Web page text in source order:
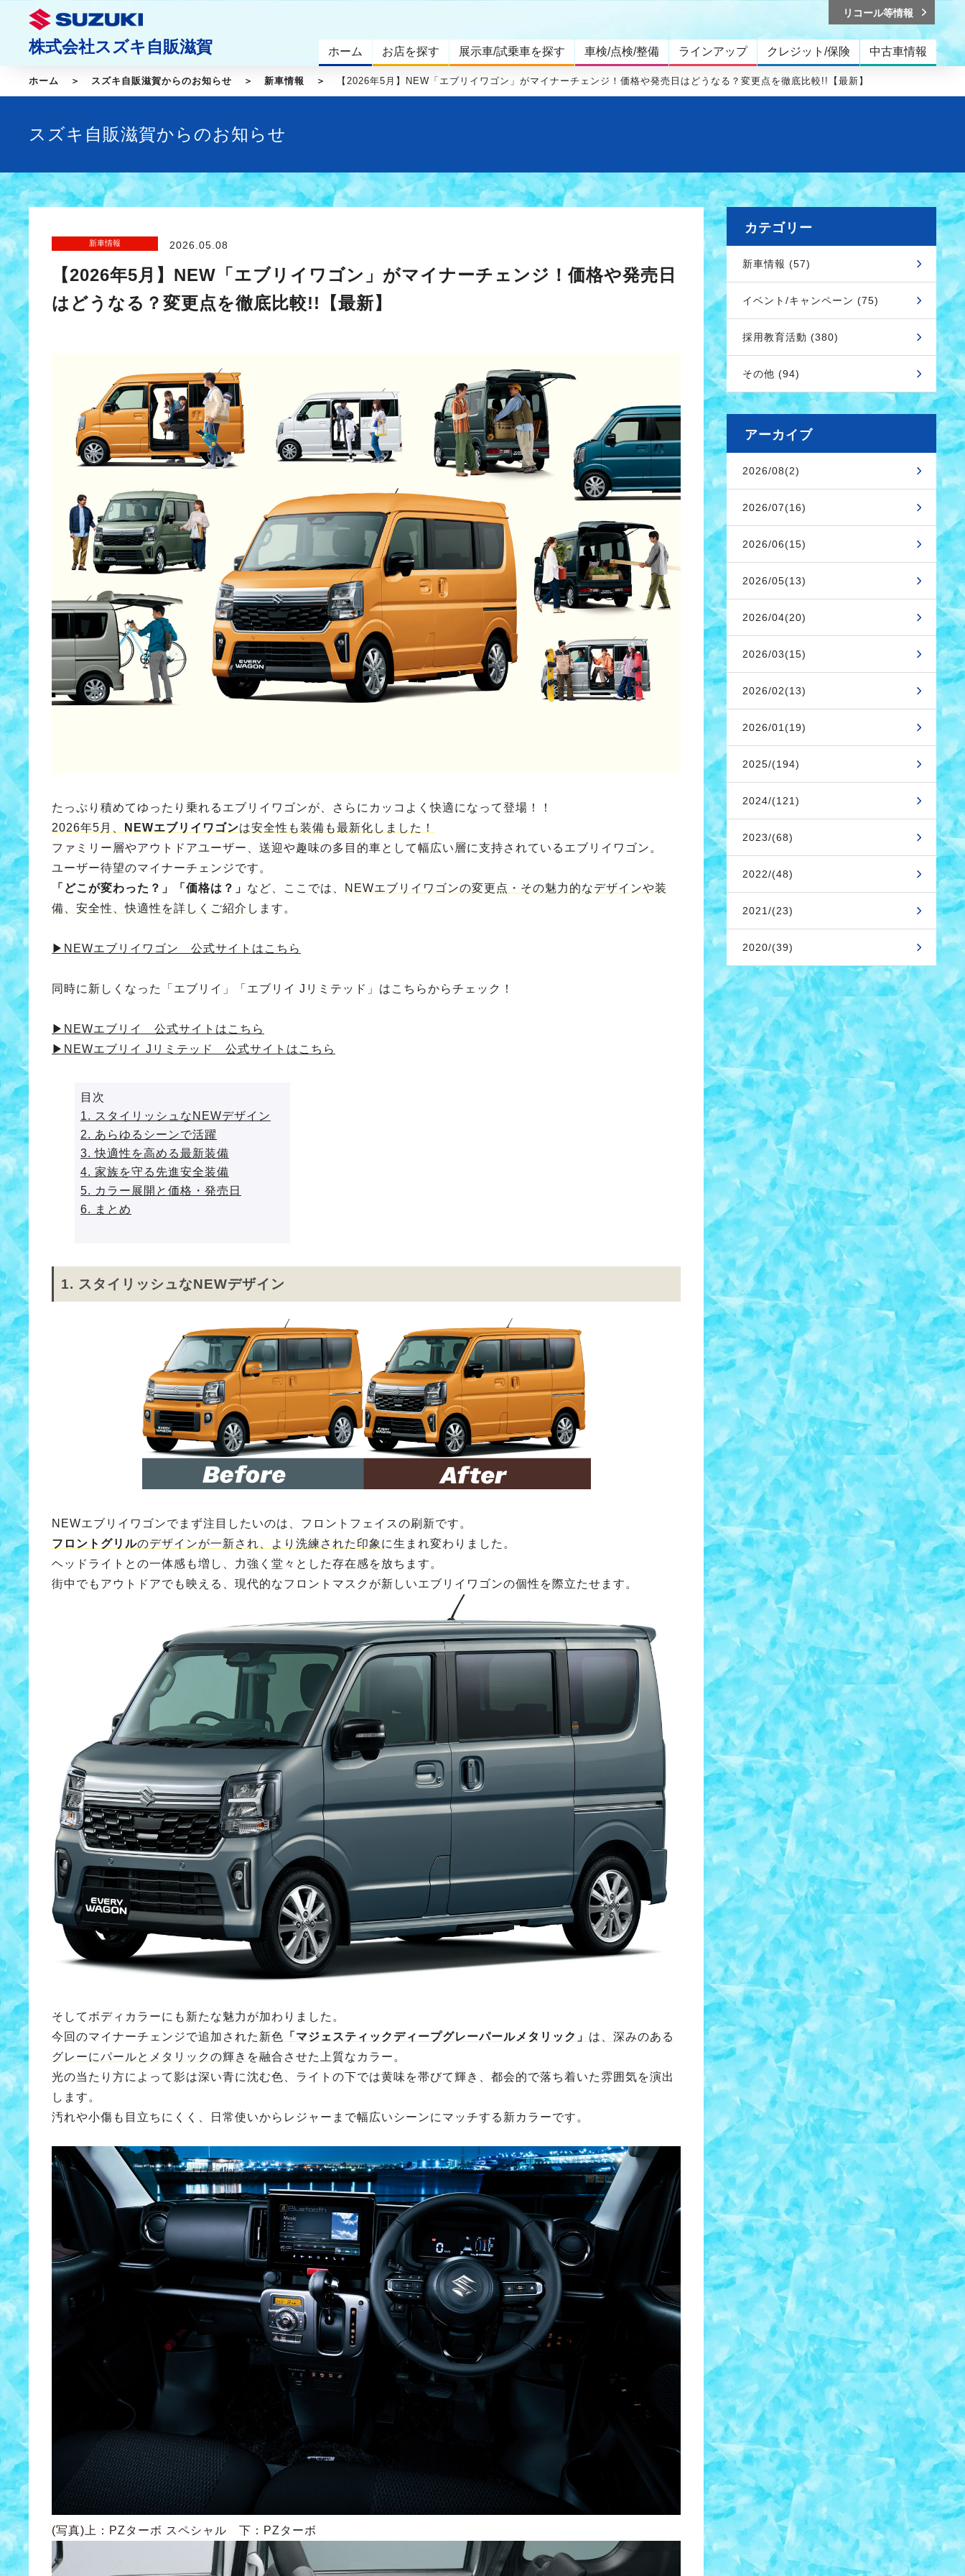
株式会社スズキ自販滋賀 ホーム お店を探す 展示車/試乗車を探す 車検/点検/整備 ラインアップ クレジット/保険 中古車情報
リコール等情報
ホーム スズキ自販滋賀からのお知らせ 新車情報 【2026年5月】NEW「エブリイワゴン」がマイナーチェンジ！価格や発売日はどうなる？変更点を徹底比較!!【最新】
スズキ自販滋賀からのお知らせ
新車情報 2026.05.08
【2026年5月】NEW「エブリイワゴン」がマイナーチェンジ！価格や発売日
はどうなる？変更点を徹底比較!!【最新】
たっぷり積めてゆったり乗れるエブリイワゴンが、さらにカッコよく快適になって登場！！
2026年5月、
NEWエブリイワゴンは安全性も装備も最新化しました！
ファミリー層やアウトドアユーザー、送迎や趣味の多目的車として幅広い層に支持されているエブリイワゴン。
ユーザー待望のマイナーチェンジです。
「どこが変わった？」「価格は？」 など、ここでは、
NEWエブリイワゴンの変更点・その魅力的なデザインや装
備、安全性、快適性を詳しくご紹介 します。
▶NEWエブリイワゴン 公式サイトはこちら
同時に新しくなった「エブリイ」「エブリイ Jリミテッド」はこちらからチェック！
▶NEWエブリイ 公式サイトはこちら
▶NEWエブリイ Jリミテッド 公式サイトはこちら
目次
1. スタイリッシュなNEWデザイン
2. あらゆるシーンで活躍
3. 快適性を高める最新装備
4. 家族を守る先進安全装備
5. カラー展開と価格・発売日
6. まとめ
1. スタイリッシュなNEWデザイン
NEWエブリイワゴンでまず注目したいのは、フロントフェイスの刷新です。
フロントグリルのデザインが一新され、より洗練された印象 に生まれ変わりました。
ヘッドライトとの一体感も増し、力強く堂々とした存在感を放ちます。
街中でもアウトドアでも映える、現代的なフロントマスクが新しいエブリイワゴンの個性を際立たせます。
そしてボディカラーにも新たな魅力が加わりました。
今回のマイナーチェンジで追加された 新色 「マジェスティックディープグレーパールメタリック」 は、深みのある
グレーにパールとメタリックの輝き を融合させた上質なカラー。
光の当たり方によって影は深い青に沈む色、ライトの下では黄味を帯びて輝き、都会的で落ち着いた雰囲気を演出
します。
汚れや小傷も目立ちにくく、日常使いからレジャーまで幅広いシーンにマッチする新カラーです。
(写真)上：PZターボ スペシャル 下：PZターボ
カテゴリー
新車情報 (57)
イベント/キャンペーン (75)
採用教育活動 (380)
その他 (94)
アーカイブ
2026/08(2)
2026/07(16)
2026/06(15)
2026/05(13)
2026/04(20)
2026/03(15)
2026/02(13)
2026/01(19)
2025/(194)
2024/(121)
2023/(68)
2022/(48)
2021/(23)
2020/(39)